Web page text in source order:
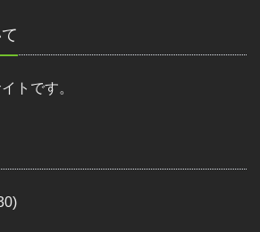
トです。